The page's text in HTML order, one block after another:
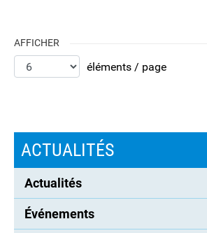
AFFICHER
éléments / page
ACTUALITÉS
Actualités
Événements